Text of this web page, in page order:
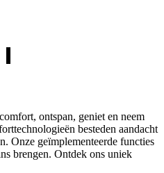
ontspan, geniet en neem
besteden aandacht
Onze geïmplementeerde functies
brengen. Ontdek ons uniek